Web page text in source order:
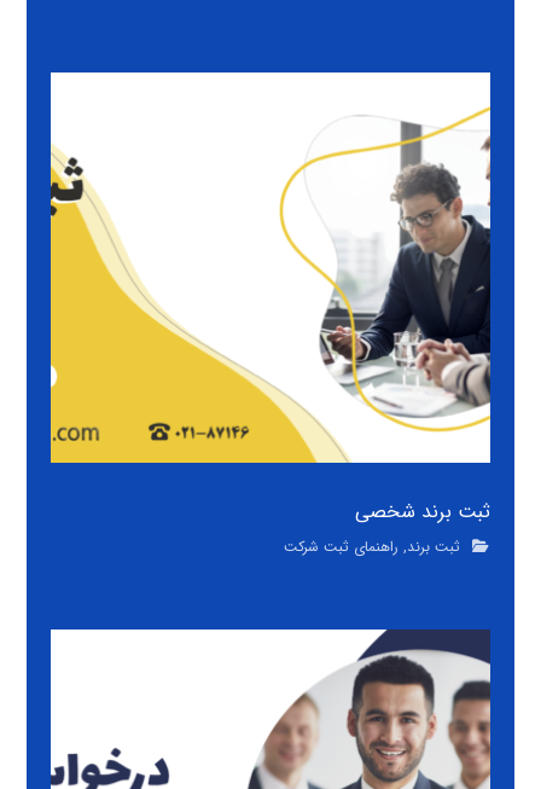
ثبت برند شخصی
ثبت برند, راهنمای ثبت شرکت